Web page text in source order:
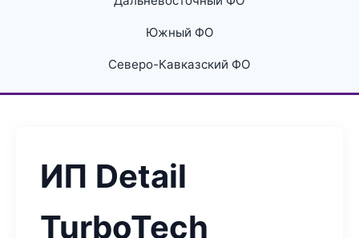
Южный ФО
Северо-Кавказский ФО
ИП Detail
TurboTech